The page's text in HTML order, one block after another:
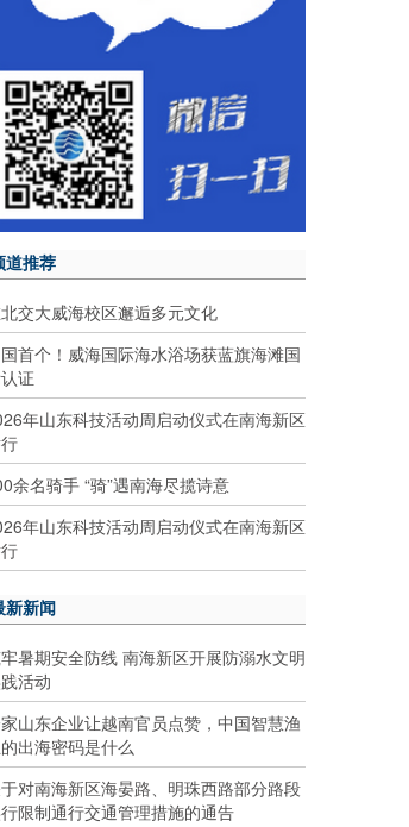
道推荐
交大威海校区邂逅多元文化
首个！威海国际海水浴场获蓝旗海滩国
证
年山东科技活动周启动仪式在南海新区
余名骑手 “骑”遇南海尽揽诗意
年山东科技活动周启动仪式在南海新区
新新闻
暑期安全防线 南海新区开展防溺水文明
活动
山东企业让越南官员点赞，中国智慧渔
出海密码是什么
对南海新区海晏路、明珠西路部分路段
限制通行交通管理措施的通告